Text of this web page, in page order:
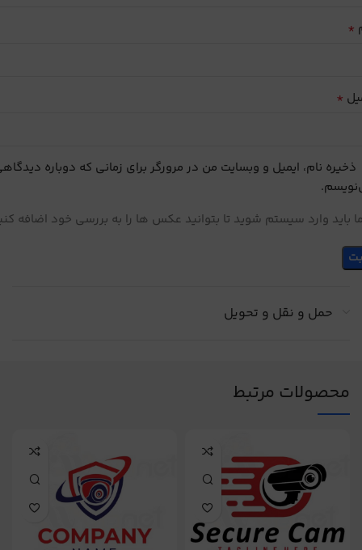
*
*
ذخیره نام، ایمیل و وبسایت من در مرورگر برای زمانی که دوباره
باید وارد سیستم شوید تا بتوانید عکس ها را به بررسی خود اضافه
حمل و نقل و تحویل
محصولات مرتبط